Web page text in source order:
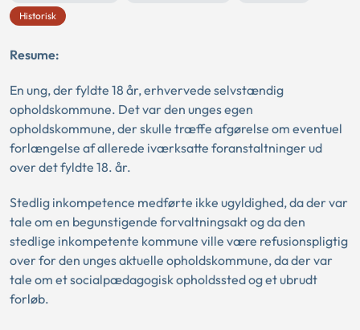
Historisk
Resume:
En ung, der fyldte 18 år, erhvervede selvstændig
opholdskommune. Det var den unges egen
opholdskommune, der skulle træffe afgørelse om eventuel
forlængelse af allerede iværksatte foranstaltninger ud
over det fyldte 18. år.
Stedlig inkompetence medførte ikke ugyldighed, da der var
tale om en begunstigende forvaltningsakt og da den
stedlige inkompetente kommune ville være refusionspligtig
over for den unges aktuelle opholdskommune, da der var
tale om et socialpædagogisk opholdssted og et ubrudt
forløb.